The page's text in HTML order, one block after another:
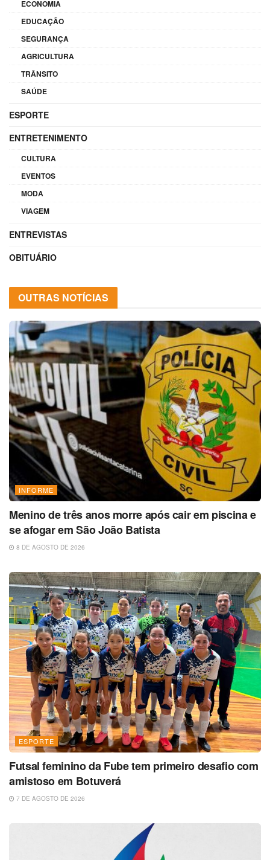
ECONOMIA
EDUCAÇÃO
SEGURANÇA
AGRICULTURA
TRÂNSITO
SAÚDE
ESPORTE
ENTRETENIMENTO
CULTURA
EVENTOS
MODA
VIAGEM
ENTREVISTAS
OBITUÁRIO
OUTRAS NOTÍCIAS
INFORME
Menino de três anos morre após cair em piscina e
se afogar em São João Batista
8 DE AGOSTO DE 2026
ESPORTE
Futsal feminino da Fube tem primeiro desafio com
amistoso em Botuverá
7 DE AGOSTO DE 2026